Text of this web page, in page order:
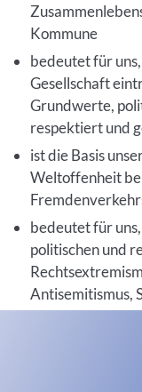
Kommune
bedeutet für
Gesellschaft
Grundwerte,
respektiert und
ist die Basis
Weltoffenheit
bedeutet für
politischen und
Antisemitismus,